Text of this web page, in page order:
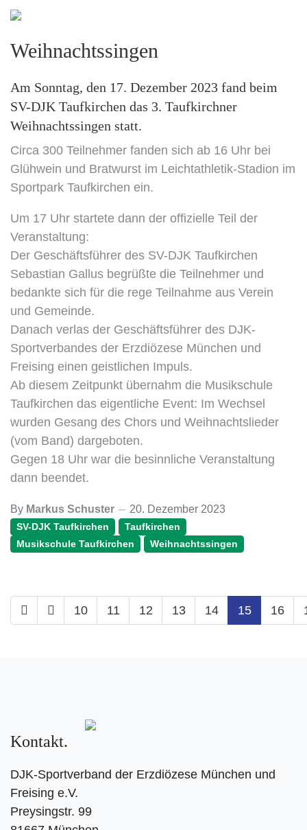
Weihnachtssingen
Am Sonntag, den 17. Dezember 2023 fand beim
SV-DJK Taufkirchen das 3. Taufkirchner
Weihnachtssingen statt.
Circa 300 Teilnehmer fanden sich ab 16 Uhr bei
Glühwein und Bratwurst im Leichtathletik-Stadion im
Sportpark Taufkirchen ein.
Um 17 Uhr startete dann der offizielle Teil der
Veranstaltung:
Der Geschäftsführer des SV-DJK Taufkirchen
Sebastian Gallus begrüßte die Teilnehmer und
bedankte sich für die rege Teilnahme aus Verein
und Gemeinde.
Danach verlas der Geschäftsführer des DJK-
Sportverbandes der Erzdiözese München und
Freising einen geistlichen Impuls.
Ab diesem Zeitpunkt übernahm die Musikschule
Taufkirchen das eigentliche Event: Im Wechsel
wurden Gesang des Chors und Weihnachtslieder
(vom Band) dargeboten.
Gegen 18 Uhr war die besinnliche Veranstaltung
dann beendet.
By Markus Schuster 20. Dezember 2023
SV-DJK Taufkirchen
Taufkirchen
Musikschule Taufkirchen
Weihnachtssingen
10 11 12 13 14 15 16
Kontakt
DJK-Sportverband der Erzdiözese München und
Freising e.V.
Preysingstr. 99